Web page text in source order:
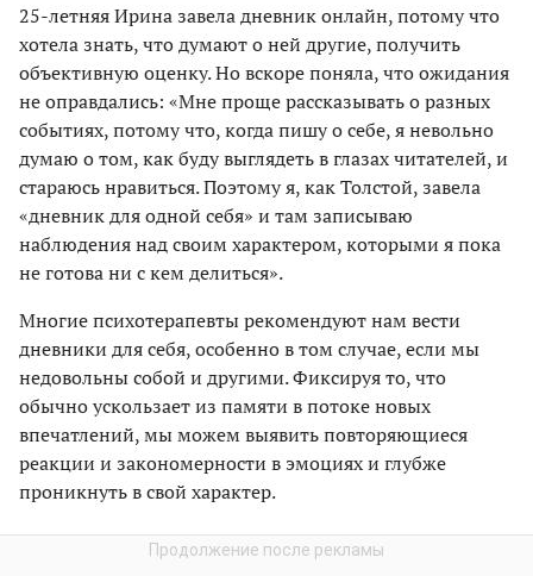
25-летняя Ирина завела дневник онлайн, потому что
хотела знать, что думают о ней другие, получить
объективную оценку. Но вскоре поняла, что ожидания
не оправдались: «Мне проще рассказывать о разных
событиях, потому что, когда пишу о себе, я невольно
думаю о том, как буду выглядеть в глазах читателей, и
стараюсь нравиться. Поэтому я, как Толстой, завела
«дневник для одной себя» и там записываю
наблюдения над своим характером, которыми я пока
не готова ни с кем делиться».
Многие психотерапевты рекомендуют нам вести
дневники для себя, особенно в том случае, если мы
недовольны собой и другими. Фиксируя то, что
обычно ускользает из памяти в потоке новых
впечатлений, мы можем выявить повторяющиеся
реакции и закономерности в эмоциях и глубже
проникнуть в свой характер.